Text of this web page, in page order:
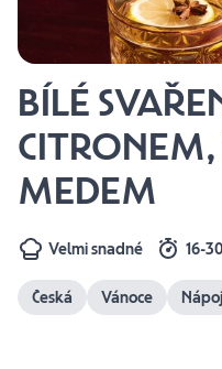
BÍLÉ
MEDEM
Velmi snadné 16-
Česká Vánoce Nápoj